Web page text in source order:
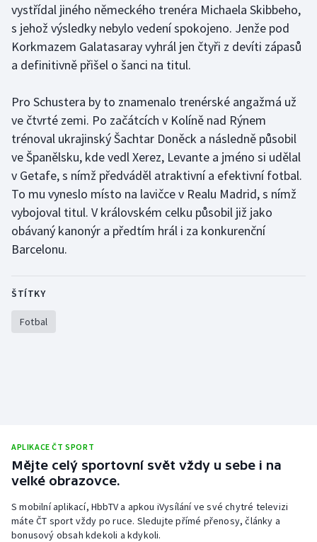
Gymnastika
Házená
Judo
Krasobruslení
Lezení
Lyže a snowboard
Moderní pětiboj
Motorsport
Olympijské hry
Rychlobruslení
Rychlostní kanoistika
vystřídal jiného německého trenéra Michaela Skibbeho,
s jehož výsledky nebylo vedení spokojeno. Jenže pod
Korkmazem Galatasaray vyhrál jen čtyři z devíti zápasů
a definitivně přišel o šanci na titul.
Pro Schustera by to znamenalo trenérské angažmá už
ve čtvrté zemi. Po začátcích v Kolíně nad Rýnem
trénoval ukrajinský Šachtar Doněck a následně působil
ve Španělsku, kde vedl Xerez, Levante a jméno si udělal
v Getafe, s nímž předváděl atraktivní a efektivní fotbal.
To mu vyneslo místo na lavičce v Realu Madrid, s nímž
vybojoval titul. V královském celku působil již jako
obávaný kanonýr a předtím hrál i za konkurenční
Barcelonu.
ŠTÍTKY
Fotbal
APLIKACE ČT SPORT
Mějte celý sportovní svět vždy u sebe i na
velké obrazovce.
S mobilní aplikací, HbbTV a apkou iVysílání ve své chytré televizi
máte ČT sport vždy po ruce. Sledujte přímé přenosy, články a
bonusový obsah kdekoli a kdykoli.